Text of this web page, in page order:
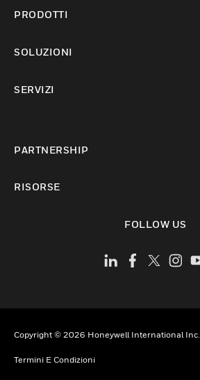
PRODOTTI
SOLUZIONI
SERVIZI
PARTNERSHIP
RISORSE
FOLLOW US
Copyright © 2026 Honeywell International Inc.
Termini E Condizioni